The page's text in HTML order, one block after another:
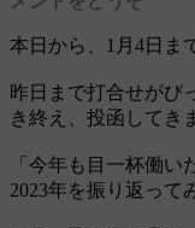
本日から、1月4日ま
昨日まで打合せがび
き終え、投函してき
「今年も目一杯働い
2023年を振り返って